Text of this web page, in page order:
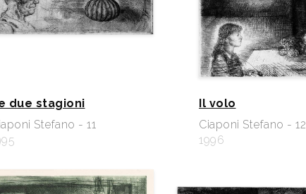
due stagioni
Stefano - 11
Il volo
Ciaponi Stefano - 12
1996